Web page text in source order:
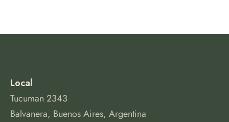
Local
Tucuman 2343
Balvanera, Buenos Aires, Argentina